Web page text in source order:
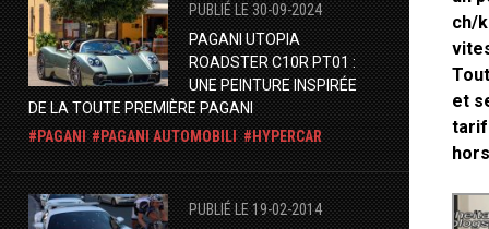
PUBLIÉ LE 30-09-2024
PAGANI UTOPIA
ROADSTER C10R PT01 :
UNE PEINTURE INSPIRÉE
DE LA TOUTE PREMIÈRE PAGANI
PAGANI
PAGANI AUTOMOBILI HYPERCAR
PUBLIÉ LE 19-02-2014
ch/
et
tarif